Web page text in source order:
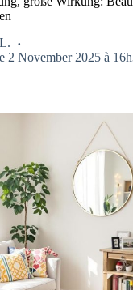
2 November 2025 à